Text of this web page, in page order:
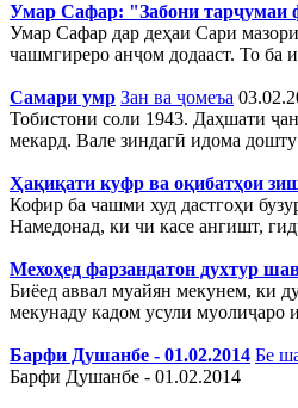
Умар Сафар: "Забони тарҷумаи
Умар Сафар дар деҳаи Сари
чашмгиреро анҷом додааст. То
Самари умр Зан ва ҷомеъа
Тобистони соли 1943. Даҳшати
мекард. Вале зиндагӣ идома
Ҳақиқати куфр ва оқибатҳои
Кофир ба чашми худ дастгоҳи
Намедонад, ки чи касе ангишт,
Мехоҳед фарзандатон духтур
Биёед аввал муайян мекунем, ки
мекунаду кадом усули муолиҷаро
Барфи Душанбе - 01.02.2014 Бе
Барфи Душанбе - 01.02.2014